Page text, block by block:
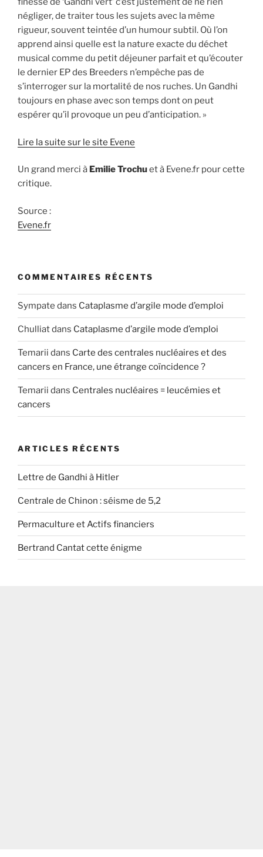
négliger, de traiter tous les sujets avec la même
rigueur, souvent teintée d’un humour subtil. Où l’on
apprend ainsi quelle est la nature exacte du déchet
musical comme du petit déjeuner parfait et qu’écouter
le dernier EP des Breeders n’empêche pas de
s’interroger sur la mortalité de nos ruches. Un Gandhi
toujours en phase avec son temps dont on peut
espérer qu’il provoque un peu d’anticipation. »
Lire la suite sur le site Evene
Un grand merci à Emilie Trochuet à Evene.fr pour cette
critique.
Source :
Evene.fr
COMMENTAIRES RÉCENTS
Sympate dans Cataplasme d’argile mode d’emploi
Chulliatdans Cataplasme d’argile mode d’emploi
Temarii dans Carte des centrales nucléaires et des
cancers en France, une étrange coïncidence ?
Temarii dans Centrales nucléaires = leucémies et
cancers
ARTICLES RÉCENTS
Lettre de Gandhi à Hitler
Centrale de Chinon : séisme de 5,2
Permaculture et Actifs financiers
Bertrand Cantat cette énigme